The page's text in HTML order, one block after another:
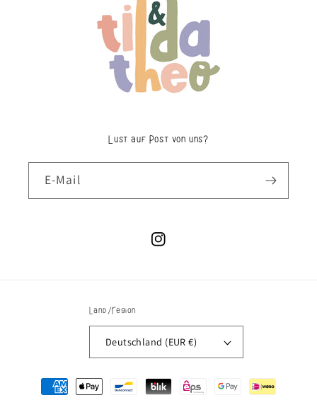
Lust auf Post von uns?
E-Mail
Instagram
Land/Region
Deutschland (EUR €)
Zahlungsmethoden